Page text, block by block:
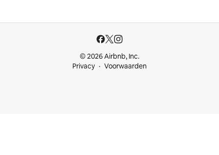
© 2026 Airbnb, Inc.
Privacy
Voorwaarden